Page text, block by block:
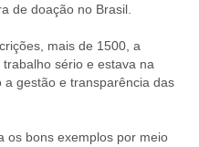
de doação no Brasil.
mais de 1500, a
sério e estava na
gestão e transparência das
os bons exemplos por meio